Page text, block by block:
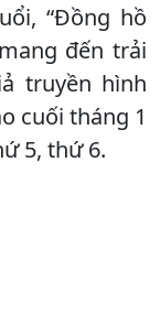
“Đồng hồ
đến trải
truyền hình
cuối tháng 1
5, thứ 6.